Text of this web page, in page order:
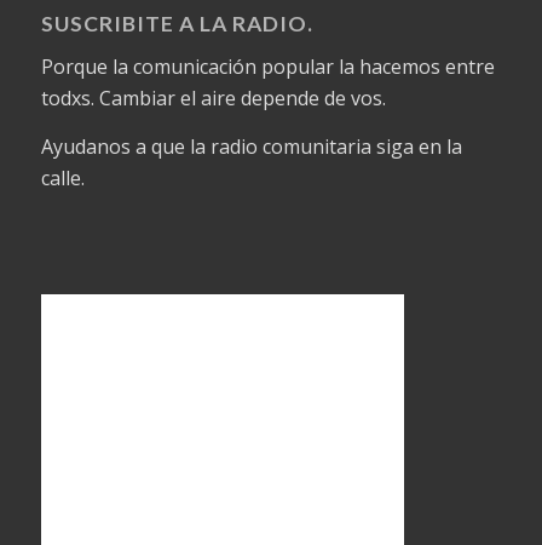
SUSCRIBITE A LA RADIO.
Porque la comunicación popular la hacemos entre
todxs. Cambiar el aire depende de vos.
Ayudanos a que la radio comunitaria siga en la
calle.